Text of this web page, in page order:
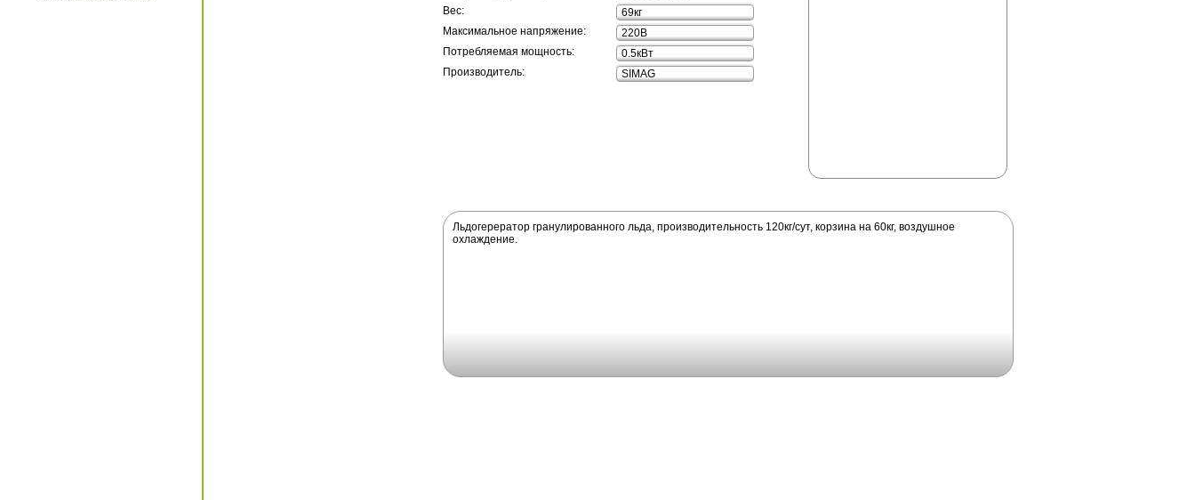
Вес:
69кг
Максимальное напряжение:
220В
Потребляемая мощность:
0.5кВт
Производитель:
SIMAG
Льдогерератор гранулированного льда, производительность 120кг/сут, корзина на 60кг, воздушное
охлаждение.